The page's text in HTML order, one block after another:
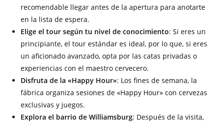
recomendable llegar antes de la apertura para anotarte
en la lista de espera.
Elige el tour según tu nivel de conocimiento: Si eres un
principiante, el tour estándar es ideal, por lo que, si eres
un aficionado avanzado, opta por las catas privadas o
experiencias con el maestro cervecero.
Disfruta de la «Happy Hour»: Los fines de semana, la
fábrica organiza sesiones de «Happy Hour» con cervezas
exclusivas y juegos.
Explora el barrio de Williamsburg: Después de la visita,